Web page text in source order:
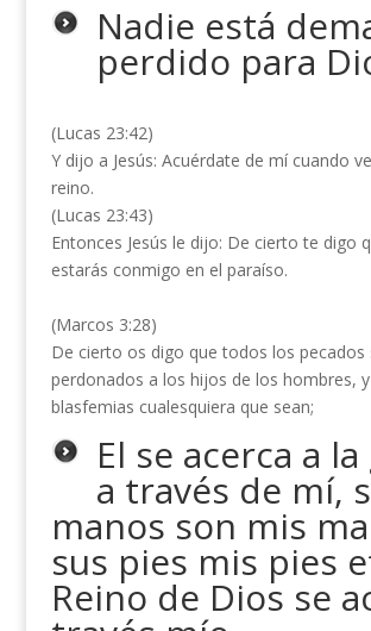
Nadie está
perdido para
(Lucas 23:42)
Y dijo a Jesús: Acuérdate de mí cuando
reino.
(Lucas 23:43)
Entonces Jesús le dijo: De cierto te digo
estarás conmigo en el paraíso.
(Marcos 3:28)
De cierto os digo que todos los pecados
perdonados a los hijos de los hombres,
blasfemias cualesquiera que sean;
El se acerca a
a través de mí,
manos son mis
sus pies mis pies
Reino de Dios se